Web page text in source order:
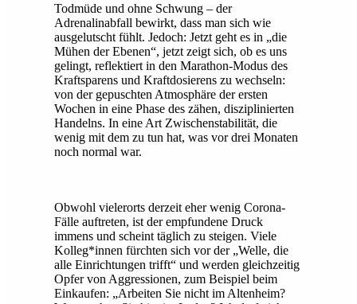
Todmüde und ohne Schwung – der
Adrenalinabfall bewirkt, dass man sich wie
ausgelutscht fühlt. Jedoch: Jetzt geht es in „die
Mühen der Ebenen“, jetzt zeigt sich, ob es uns
gelingt, reflektiert in den Marathon-Modus des
Kraftsparens und Kraftdosierens zu wechseln:
von der gepuschten Atmosphäre der ersten
Wochen in eine Phase des zähen, disziplinierten
Handelns. In eine Art Zwischenstabilität, die
wenig mit dem zu tun hat, was vor drei Monaten
noch normal war.
Obwohl vielerorts derzeit eher wenig Corona-
Fälle auftreten, ist der empfundene Druck
immens und scheint täglich zu steigen. Viele
Kolleg*innen fürchten sich vor der „Welle, die
alle Einrichtungen trifft“ und werden gleichzeitig
Opfer von Aggressionen, zum Beispiel beim
Einkaufen: „Arbeiten Sie nicht im Altenheim?